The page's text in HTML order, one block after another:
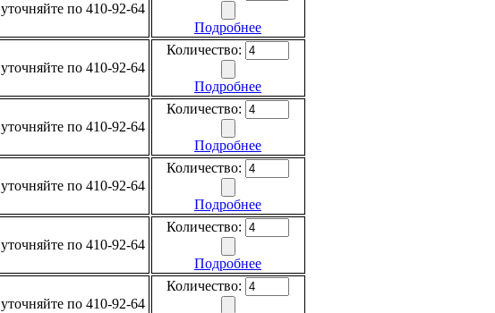
уточняйте по 410-92-64
Подробнее
уточняйте по 410-92-64
Количество:
Подробнее
уточняйте по 410-92-64
Количество:
Подробнее
уточняйте по 410-92-64
Количество:
Подробнее
уточняйте по 410-92-64
Количество:
Подробнее
уточняйте по 410-92-64
Количество: